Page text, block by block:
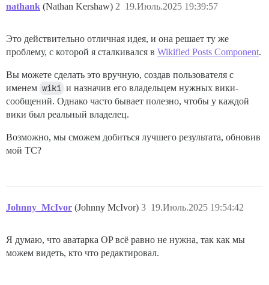
nathank (Nathan Kershaw) 19.Июль.2025 19:39:57
2
Это действительно отличная идея, и она решает ту же
проблему, с которой я сталкивался в Wikified Posts Component.
Вы можете сделать это вручную, создав пользователя с
именем wiki и назначив его владельцем нужных вики-
сообщений. Однако часто бывает полезно, чтобы у каждой
вики был реальный владелец.
Возможно, мы сможем добиться лучшего результата, обновив
мой TC?
Johnny_McIvor (Johnny McIvor) 19.Июль.2025 19:54:42
3
Я думаю, что аватарка OP всё равно не нужна, так как мы
можем видеть, кто что редактировал.